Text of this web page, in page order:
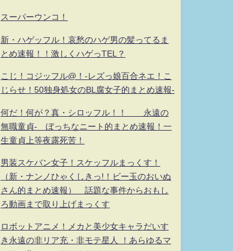
スーパーウンコ！
新・ハゲッフル！哀愁のハゲ男の髪ってるま
とめ速報！！激しくハゲっTEL？
こじ！コジッフル@！-レズっ娘百合ネエ！こ
じらせ！50独身処女のBL腐女子的まとめ速報-
何だ！何が？真・シロッフル！！ 永遠の
無職童貞- ぼっちなニート的まとめ速報！一
生童貞上等夜露死苦！
男装スケバン女子！スケッフルまっくす！
（新・ナンノひゃくしきっ!！ビー玉のおいぬ
さん的まとめ速報） 話題な事件からおもし
ろ動画まで取り上げまっくす
ロボットアニメ！メカと美少女キャラだいす
き永遠の非リア充・非モテ星人 ！あらゆるマ